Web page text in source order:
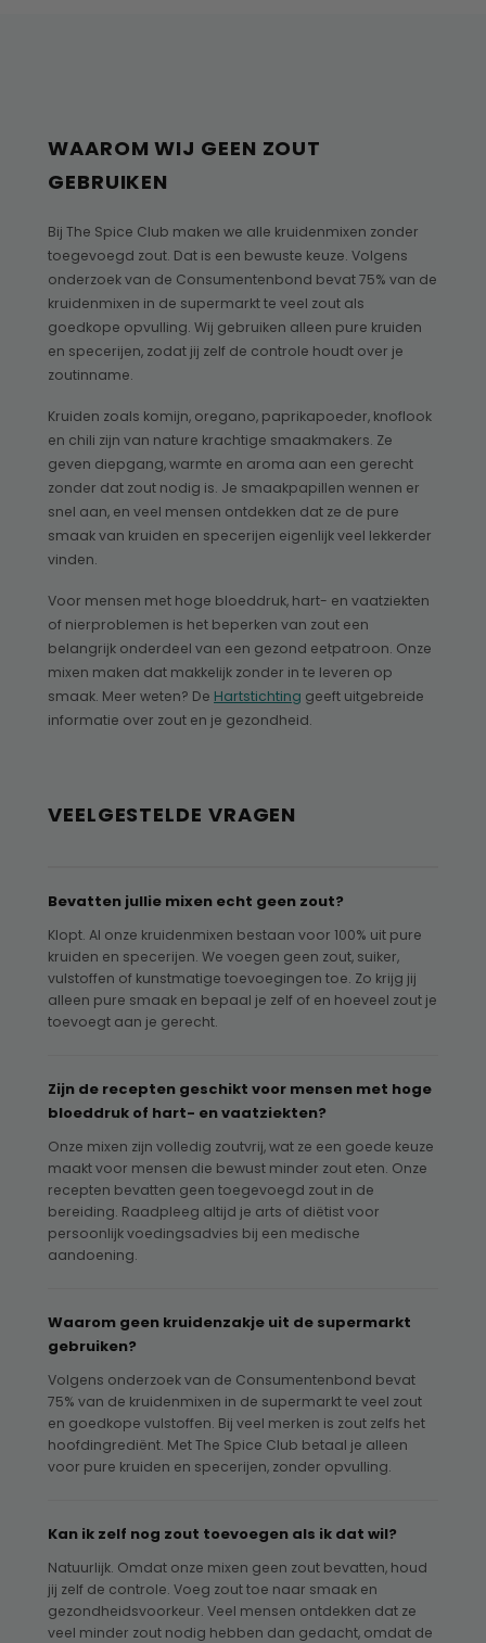
WAAROM WIJ GEEN ZOUT
GEBRUIKEN
Bij The Spice Club maken we alle kruidenmixen zonder
toegevoegd zout. Dat is een bewuste keuze. Volgens
onderzoek van de Consumentenbond bevat 75% van de
kruidenmixen in de supermarkt te veel zout als
goedkope opvulling. Wij gebruiken alleen pure kruiden
en specerijen, zodat jij zelf de controle houdt over je
zoutinname.
Kruiden zoals komijn, oregano, paprikapoeder, knoflook
en chili zijn van nature krachtige smaakmakers. Ze
geven diepgang, warmte en aroma aan een gerecht
zonder dat zout nodig is. Je smaakpapillen wennen er
snel aan, en veel mensen ontdekken dat ze de pure
smaak van kruiden en specerijen eigenlijk veel lekkerder
vinden.
Voor mensen met hoge bloeddruk, hart- en vaatziekten
of nierproblemen is het beperken van zout een
belangrijk onderdeel van een gezond eetpatroon. Onze
mixen maken dat makkelijk zonder in te leveren op
smaak. Meer weten? De Hartstichting geeft uitgebreide
informatie over zout en je gezondheid.
VEELGESTELDE VRAGEN
Bevatten jullie mixen echt geen zout?
Klopt. Al onze kruidenmixen bestaan voor 100% uit pure
kruiden en specerijen. We voegen geen zout, suiker,
vulstoffen of kunstmatige toevoegingen toe. Zo krijg jij
alleen pure smaak en bepaal je zelf of en hoeveel zout je
toevoegt aan je gerecht.
Zijn de recepten geschikt voor mensen met hoge
bloeddruk of hart- en vaatziekten?
Onze mixen zijn volledig zoutvrij, wat ze een goede keuze
maakt voor mensen die bewust minder zout eten. Onze
recepten bevatten geen toegevoegd zout in de
bereiding. Raadpleeg altijd je arts of diëtist voor
persoonlijk voedingsadvies bij een medische
aandoening.
Waarom geen kruidenzakje uit de supermarkt
gebruiken?
Volgens onderzoek van de Consumentenbond bevat
75% van de kruidenmixen in de supermarkt te veel zout
en goedkope vulstoffen. Bij veel merken is zout zelfs het
hoofdingrediënt. Met The Spice Club betaal je alleen
voor pure kruiden en specerijen, zonder opvulling.
Kan ik zelf nog zout toevoegen als ik dat wil?
Natuurlijk. Omdat onze mixen geen zout bevatten, houd
jij zelf de controle. Voeg zout toe naar smaak en
gezondheidsvoorkeur. Veel mensen ontdekken dat ze
veel minder zout nodig hebben dan gedacht, omdat de